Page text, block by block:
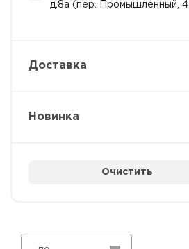
д.8а (пер. Промышленный, 4
Доставка
Новинка
Очистить